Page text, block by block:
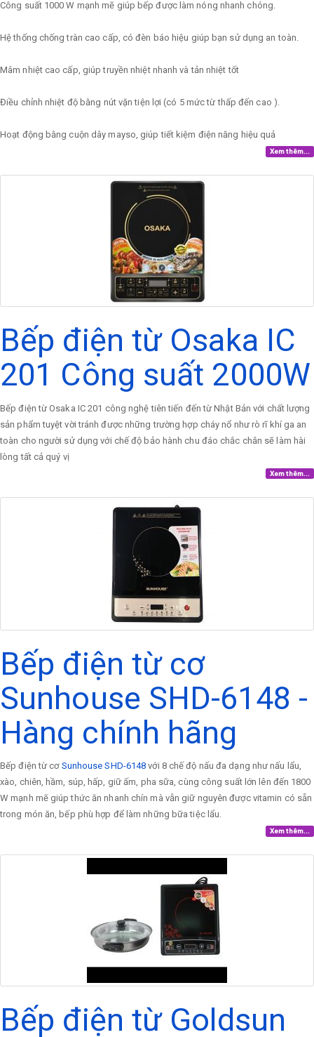
Công suất 1000 W mạnh mẽ giúp bếp được làm nóng nhanh chóng.
Hệ thống chống tràn cao cấp, có đèn báo hiệu giúp bạn sử dụng an toàn.
Mâm nhiệt cao cấp, giúp truyền nhiệt nhanh và tản nhiệt tốt
Điều chỉnh nhiệt độ bằng nút vặn tiện lợi (có 5 mức từ thấp đến cao ).
Hoạt động bằng cuộn dây mayso, giúp tiết kiệm điện năng hiệu quả
Xem thêm...
Bếp điện từ Osaka IC
201 Công suất 2000W
Bếp điện từ Osaka IC 201 công nghệ tiên tiến đến từ Nhật Bản với chất lượng
sản phẩm tuyệt vời tránh được những trường hợp cháy nổ như rò rĩ khí ga an
toàn cho người sử dụng với chế độ bảo hành chu đáo chắc chắn sẽ làm hài
lòng tất cả quý vị
Xem thêm...
Bếp điện từ cơ
Sunhouse SHD-6148 -
Hàng chính hãng
Bếp điện từ cơ Sunhouse SHD-6148với 8 chế độ nấu đa dạng như nấu lẩu,
xào, chiên, hầm, súp, hấp, giữ ấm, pha sữa, cùng công suất lớn lên đến 1800
W mạnh mẽ giúp thức ăn nhanh chín mà vẫn giữ nguyên được vitamin có sẵn
trong món ăn, bếp phù hợp để làm những bữa tiệc lẩu.
Xem thêm...
Bếp điện từ Goldsun